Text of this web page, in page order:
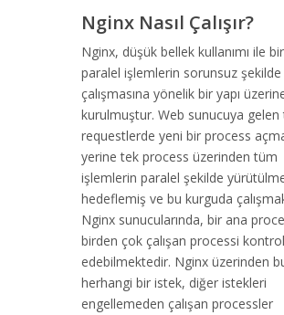
Nginx Nasıl Çalışır?
Nginx, düşük bellek kullanımı ile
paralel işlemlerin sorunsuz şekilde
çalışmasına yönelik bir yapı
kurulmuştur. Web sunucuya gelen
requestlerde yeni bir process
yerine tek process üzerinden tüm
işlemlerin paralel şekilde
hedeflemiş ve bu kurguda
Nginx sunucularında, bir ana
birden çok çalışan processi kontrol
edebilmektedir. Nginx üzerinden
herhangi bir istek, diğer istekleri
engellemeden çalışan processler